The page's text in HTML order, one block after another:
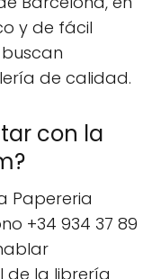
y de fácil
de calidad.
con la
Papereria
+34 934 37 89
de la librería